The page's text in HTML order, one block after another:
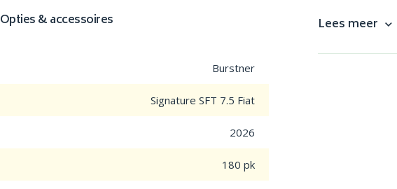
Opties & accessoires
Burstner
Signature SFT 7.5 Fiat
2026
180 pk
Lees meer